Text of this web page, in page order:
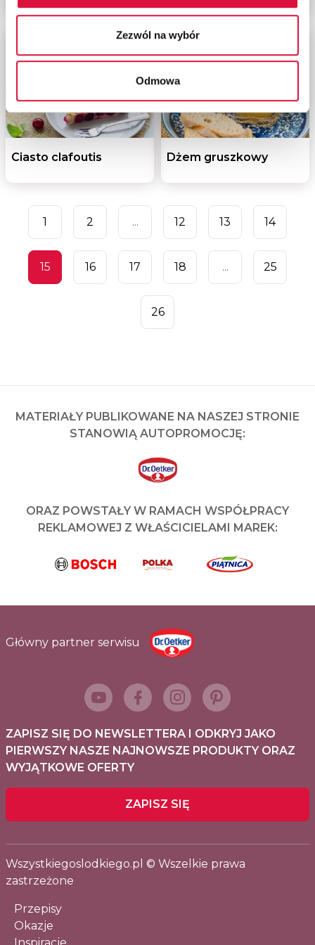
Zezwól na wybór
Odmowa
Ciasto clafoutis Dżem gruszkowy
1 2 ... 12 13 14
15 16 17 18 ... 25
26
MATERIAŁY PUBLIKOWANE NA NASZEJ STRONIE
STANOWIĄ AUTOPROMOCJĘ:
ORAZ POWSTAŁY W RAMACH WSPÓŁPRACY
REKLAMOWEJ Z WŁAŚCICIELAMI MAREK:
Główny partner serwisu
ZAPISZ SIĘ DO NEWSLETTERA I ODKRYJ JAKO
PIERWSZY NASZE NAJNOWSZE PRODUKTY ORAZ
WYJĄTKOWE OFERTY
ZAPISZ SIĘ
Wszystkiegoslodkiego.pl © Wszelkie prawa
zastrzeżone
Przepisy
Okazje